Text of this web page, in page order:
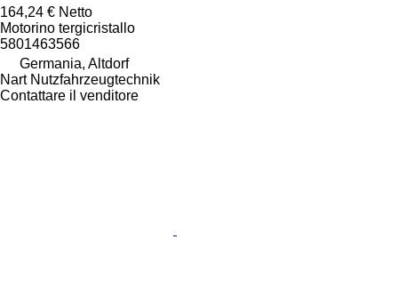
164,24 € Netto
Motorino tergicristallo
5801463566
Germania, Altdorf
Nart Nutzfahrzeugtechnik
Contattare il venditore